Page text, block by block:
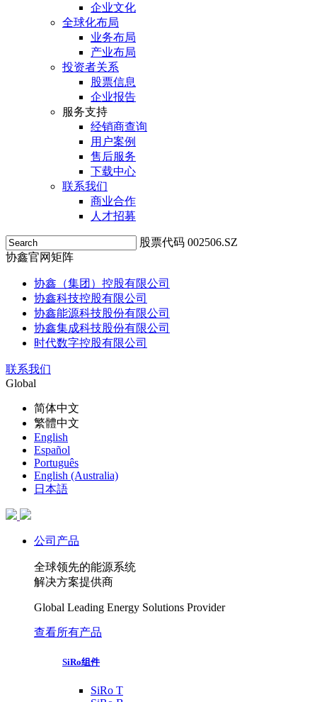
企业文化
全球化布局
业务布局
产业布局
投资者关系
股票信息
企业报告
服务支持
经销商查询
用户案例
售后服务
下载中心
联系我们
商业合作
人才招募
股票代码 002506.SZ
协鑫官网矩阵
协鑫（集团）控股有限公司
协鑫科技控股有限公司
协鑫能源科技股份有限公司
协鑫集成科技股份有限公司
时代数字控股有限公司
联系我们
Global
简体中文
繁體中文
English
Español
Português
English (Australia)
日本語
公司产品
全球领先的能源系统
解决方案提供商
Global Leading Energy Solutions Provider
查看所有产品
SiRo组件
SiRo T